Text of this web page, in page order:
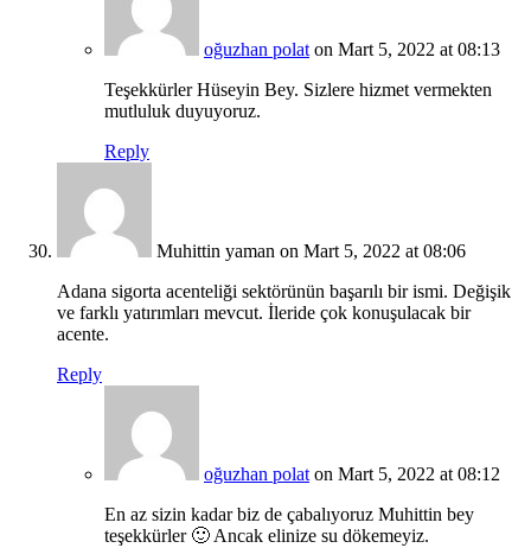
oğuzhan polat on Mart 5, 2022 at 08:13
Teşekkürler Hüseyin Bey. Sizlere hizmet vermekten
mutluluk duyuyoruz.
Reply
Muhittin yaman on Mart 5, 2022 at 08:06
Adana sigorta acenteliği sektörünün başarılı bir ismi. Değişik
ve farklı yatırımları mevcut. İleride çok konuşulacak bir
acente.
Reply
oğuzhan polat on Mart 5, 2022 at 08:12
En az sizin kadar biz de çabalıyoruz Muhittin bey
teşekkürler 🙂 Ancak elinize su dökemeyiz.